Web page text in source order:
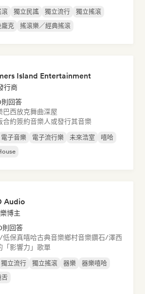
滾 獨立民謠 獨立流行
獨立搖滾
龐克 搖滾樂／經典搖滾
Island Entertainment
行商
回答
巴西放克舞曲深屋
合約簽約音樂人或發行其音樂
電子音樂 電子流行樂 未來浩室
嘻哈
Audio
博主
則回答
低保真嘻哈古典音樂鄉村音樂鑽石/澤西
「影響力」歌單
獨立流行 獨立搖滾 器樂
器樂嘻哈
舌